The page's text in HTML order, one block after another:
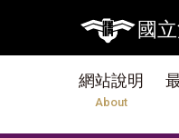
國
網站說明
About